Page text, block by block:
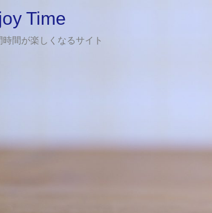
Time
時間が楽しくなるサイト